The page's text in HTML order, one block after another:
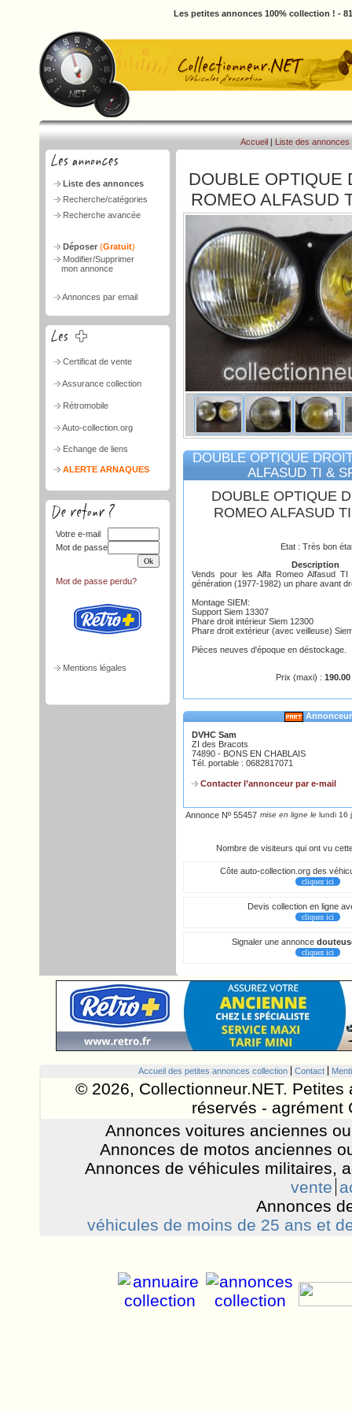
Les petites annonces 100% collection ! -
Liste des annonces
Recherche/catégories
Recherche avancée
Déposer (Gratuit)
Modifier/Supprimer
mon annonce
Annonces par email
Certificat de vente
Assurance collection
Rétromobile
Auto-collection.org
Echange de liens
ALERTE ARNAQUES
Votre e-mail
Mot de passe
Mot de passe perdu?
Mentions légales
Accueil | Liste des annonces
DOUBLE OPTIQUE
ROMEO ALFASUD
DOUBLE OPTIQUE
ALFASUD TI &
DOUBLE OPTIQUE
ROMEO ALFASUD
Etat : Très bon
Description
Vends pour les Alfa Romeo Alfasud
génération (1977-1982) un phare avant
Montage SIEM:
Support Siem 13307
Phare droit intérieur Siem 12300
Phare droit extérieur (avec veilleuse)
Pièces neuves d'époque en déstockage.
Prix (maxi) : 190.00
Annonceur
DVHC Sam
ZI des Bracots
74890 - BONS EN CHABLAIS
Tél. portable : 0682817071
Contacter l’annonceur par e-mail
Annonce Nº 55457 mise en ligne le lundi 16
Nombre de visiteurs qui ont vu
Côte auto-collection.org des
cliquez ici
Devis collection en ligne
cliquez ici
Signaler une annonce
cliquez ici
Accueil des petites annonces collection Contact
© 2026, Collectionneur.NET.
réservés - agrément
Annonces voitures anciennes
Annonces de motos anciennes
Annonces de véhicules militaires,
vente
Annonces
véhicules de moins de 25 ans et